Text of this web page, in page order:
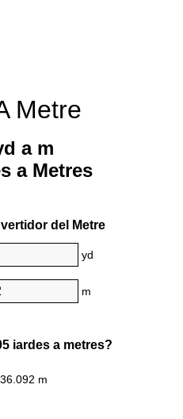
Metre
a m
a Metres
del Metre
yd
m
iardes a metres?
m